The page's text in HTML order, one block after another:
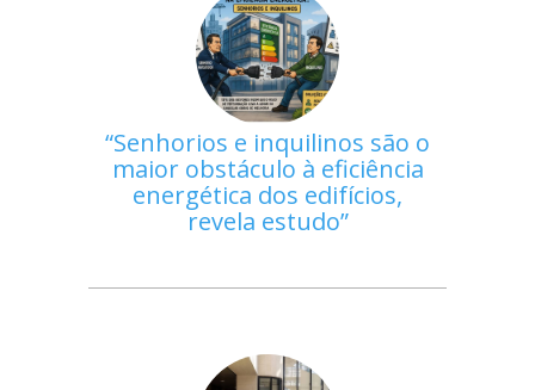
Senhorios e inquilinos são o
maior obstáculo à eficiência
energética dos edifícios,
revela estudo